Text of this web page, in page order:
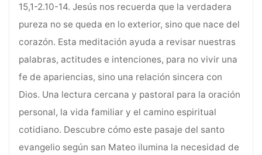
15,1-2.10-14. Jesús nos recuerda que la verdadera
pureza no se queda en lo exterior, sino que nace del
corazón. Esta meditación ayuda a revisar nuestras
palabras, actitudes e intenciones, para no vivir una
fe de apariencias, sino una relación sincera con
Dios. Una lectura cercana y pastoral para la oración
personal, la vida familiar y el camino espiritual
cotidiano. Descubre cómo este pasaje del santo
evangelio según san Mateo ilumina la necesidad de